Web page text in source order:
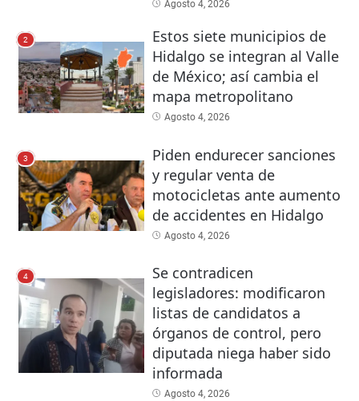
Agosto 4, 2026
2
Estos siete municipios de
Hidalgo se integran al Valle
de México; así cambia el
mapa metropolitano
Agosto 4, 2026
3
Piden endurecer sanciones
y regular venta de
motocicletas ante aumento
de accidentes en Hidalgo
Agosto 4, 2026
4
Se contradicen
legisladores: modificaron
listas de candidatos a
órganos de control, pero
diputada niega haber sido
informada
Agosto 4, 2026